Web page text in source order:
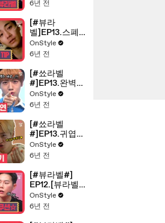
★뷰라벨
6년 전
[#뷰라
벨]EP13.스폐
셜-[뷰라벨플
러스]선미와 강
는 초간단 꿀팁
&찐리뷰
OnStyle
6년 전
[#쑈라벨
#]EP13.완벽한
모닝 루틴이 완
벽한 하루를 만
와 함께하는 모
닝 루틴 방법
은?
OnStyle
6년 전
[#쑈라벨
#]EP13.귀엽고
잘생긴 멤버들
9명이 같이 살
(feat.TOO모닝
루틴)
OnStyle
6년 전
[#뷰라벨#]
EP12.[뷰라벨X
레오제이] 쿠션
유목민들 절로
OnStyle
6년 전